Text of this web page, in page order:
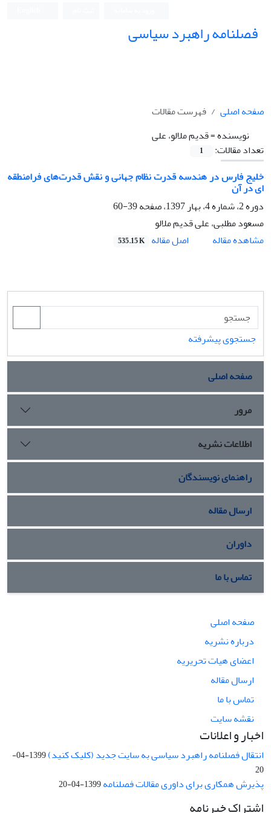
فصلنامه راهبرد سیاسی
صفحه اصلی
فهرست مقالات
نویسنده =قدیم ملالو، علی
تعداد مقالات:
1
خلیج فارس در هندسه قدرت نظام جهانی و نقش قدرت‌های فرامنطقه
ای در آن
دوره 2، شماره 4، بهار 1397، صفحه
39-60
مسعود مطلبی، علی قدیم ملالو
مشاهده مقاله
اصل مقاله 535.15 K
جستجوی پیشرفته
صفحه اصلی
مرور
اطلاعات نشریه
راهنمای نویسندگان
ارسال مقاله
داوران
تماس با ما
صفحه اصلی
درباره نشریه
اعضای هیات تحریریه
ارسال مقاله
تماس با ما
نقشه سایت
اخبار و اعلانات
انتقال فصلنامه راهبرد سیاسی به سایت جدید (کلیک کنید)
1399-04-
20
پذیرش همکاری برای داوری مقالات فصلنامه1399-04-20
اشتراک خبرنامه